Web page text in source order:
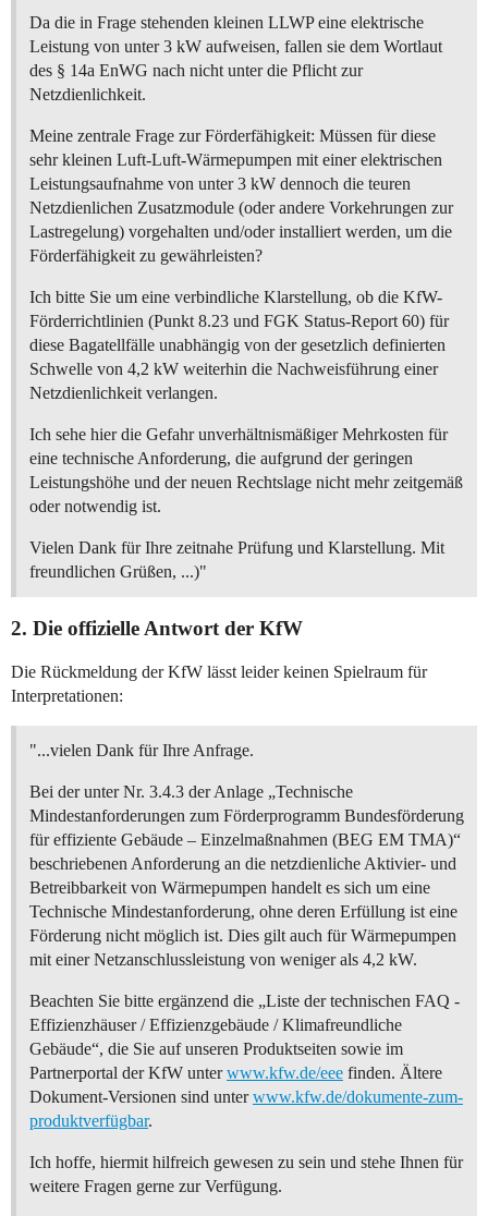
Da die in Frage stehenden kleinen LLWP eine elektrische
Leistung von unter 3 kW aufweisen, fallen sie dem Wortlaut
des § 14a EnWG nach nicht unter die Pflicht zur
Netzdienlichkeit.
Meine zentrale Frage zur Förderfähigkeit: Müssen für diese
sehr kleinen Luft-Luft-Wärmepumpen mit einer elektrischen
Leistungsaufnahme von unter 3 kW dennoch die teuren
Netzdienlichen Zusatzmodule (oder andere Vorkehrungen zur
Lastregelung) vorgehalten und/oder installiert werden, um die
Förderfähigkeit zu gewährleisten?
Ich bitte Sie um eine verbindliche Klarstellung, ob die KfW-
Förderrichtlinien (Punkt 8.23 und FGK Status-Report 60) für
diese Bagatellfälle unabhängig von der gesetzlich definierten
Schwelle von 4,2 kW weiterhin die Nachweisführung einer
Netzdienlichkeit verlangen.
Ich sehe hier die Gefahr unverhältnismäßiger Mehrkosten für
eine technische Anforderung, die aufgrund der geringen
Leistungshöhe und der neuen Rechtslage nicht mehr zeitgemäß
oder notwendig ist.
Vielen Dank für Ihre zeitnahe Prüfung und Klarstellung. Mit
freundlichen Grüßen, ...)"
2. Die offizielle Antwort der KfW
Die Rückmeldung der KfW lässt leider keinen Spielraum für
Interpretationen:
"...vielen Dank für Ihre Anfrage.
Bei der unter Nr. 3.4.3 der Anlage „Technische
Mindestanforderungen zum Förderprogramm Bundesförderung
für effiziente Gebäude – Einzelmaßnahmen (BEG EM TMA)“
beschriebenen Anforderung an die netzdienliche Aktivier- und
Betreibbarkeit von Wärmepumpen handelt es sich um eine
Technische Mindestanforderung, ohne deren Erfüllung ist eine
Förderung nicht möglich ist. Dies gilt auch für Wärmepumpen
mit einer Netzanschlussleistung von weniger als 4,2 kW.
Beachten Sie bitte ergänzend die „Liste der technischen FAQ -
Effizienzhäuser / Effizienzgebäude / Klimafreundliche
Gebäude“, die Sie auf unseren Produktseiten sowie im
Partnerportal der KfW unterwww.kfw.de/eee finden. Ältere
Dokument-Versionen sind unterwww.kfw.de/dokumente-zum-
produktverfügbar.
Ich hoffe, hiermit hilfreich gewesen zu sein und stehe Ihnen für
weitere Fragen gerne zur Verfügung.